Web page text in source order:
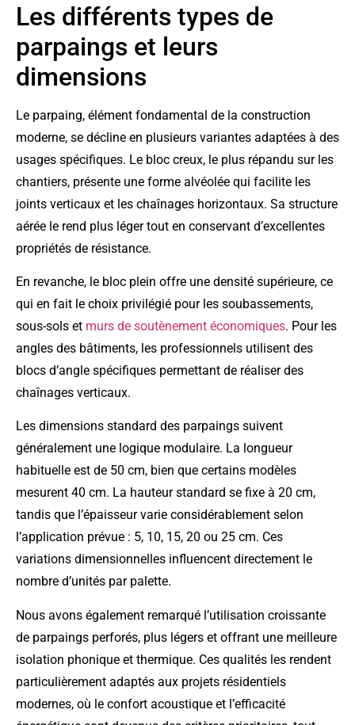
Les différents types de
parpaings et leurs
dimensions
Le parpaing, élément fondamental de la construction
moderne, se décline en plusieurs variantes adaptées à des
usages spécifiques. Le bloc creux, le plus répandu sur les
chantiers, présente une forme alvéolée qui facilite les
joints verticaux et les chaînages horizontaux. Sa structure
aérée le rend plus léger tout en conservant d’excellentes
propriétés de résistance.
En revanche, le bloc plein offre une densité supérieure, ce
qui en fait le choix privilégié pour les soubassements,
sous-sols et murs de soutènement économiques. Pour les
angles des bâtiments, les professionnels utilisent des
blocs d’angle spécifiques permettant de réaliser des
chaînages verticaux.
Les dimensions standard des parpaings suivent
généralement une logique modulaire. La longueur
habituelle est de 50 cm, bien que certains modèles
mesurent 40 cm. La hauteur standard se fixe à 20 cm,
tandis que l’épaisseur varie considérablement selon
l’application prévue : 5, 10, 15, 20 ou 25 cm. Ces
variations dimensionnelles influencent directement le
nombre d’unités par palette.
Nous avons également remarqué l’utilisation croissante
de parpaings perforés, plus légers et offrant une meilleure
isolation phonique et thermique. Ces qualités les rendent
particulièrement adaptés aux projets résidentiels
modernes, où le confort acoustique et l’efficacité